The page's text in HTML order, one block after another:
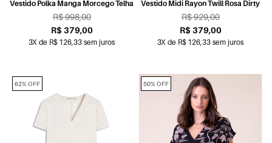
Vestido Polka Manga Morcego Telha
R$ 998,00
R$ 379,00
3X de R$ 126,33 sem juros
Vestido Midi Rayon Twill Rosa Dirty
R$ 929,00
R$ 379,00
3X de R$ 126,33 sem juros
62% OFF 50% OFF